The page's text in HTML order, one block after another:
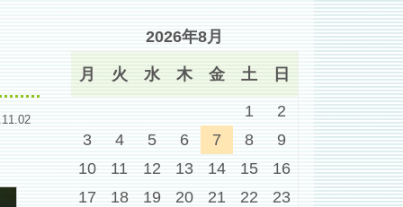
2026年8月
月 火 水 木 金 土 日
1
2
3
4 5 6 7 8
9
10
11 12 13 14 15
16
17
18 19 20 21 22
23